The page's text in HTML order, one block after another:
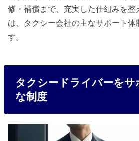
修・補償まで、充実した仕組みを整
は、タクシー会社の主なサポート体
す。
タクシードライバーをサ
な制度